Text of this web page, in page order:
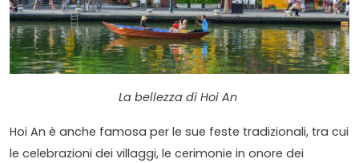
La bellezza di Hoi An
Hoi An è anche famosa per le sue feste tradizionali, tra cui
le celebrazioni dei villaggi, le cerimonie in onore dei